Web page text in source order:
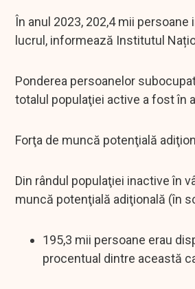
În anul 2023, 202,4 mii
lucrul, informează Institutul
Ponderea persoanelor
totalul populaţiei active a fost în
Forţa de muncă potenţială
Din rândul populaţiei inactive în
muncă potenţială adiţională (în
195,3 mii persoane erau
procentual dintre această